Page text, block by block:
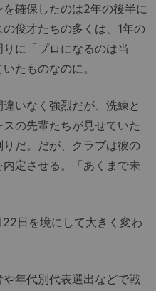
確保したのは2年の後半に
俊才たちの多くは、1年の
に「プロになるのは当
たものなのに。
いなく強烈だが、洗練と
の先輩たちが見せていた
だ。だが、クラブは彼の
定させる。「あくまで未
日を境にして大きく変わ
年代別代表選出などで戦